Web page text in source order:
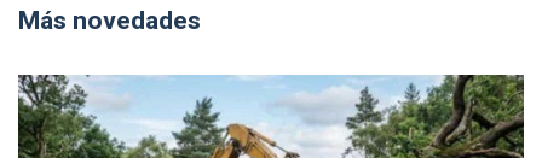
Más novedades